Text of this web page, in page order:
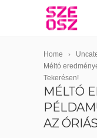
Home
Méltó
Tekerésen!
MÉLTÓ
AZ